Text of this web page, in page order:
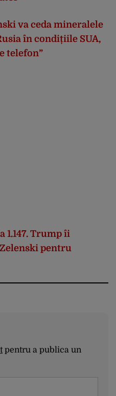
va ceda mineralele
în condițiile SUA,
telefon”
1.147. Trump îi
pentru
pentru a publica un